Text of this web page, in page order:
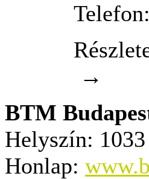
Telefon:
→
BTM
Helyszín:
Honlap: